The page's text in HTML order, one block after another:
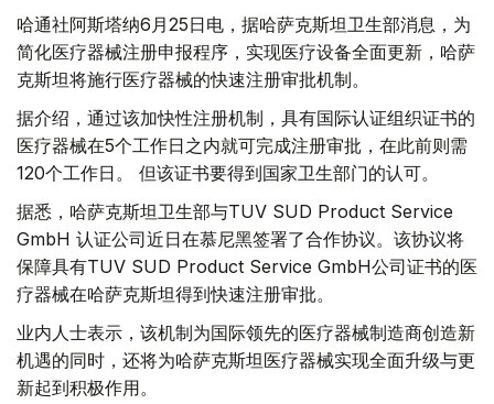
哈通社阿斯塔纳6月25日电，据哈萨克斯坦卫生部消息，为
简化医疗器械注册申报程序，实现医疗设备全面更新，哈萨
克斯坦将施行医疗器械的快速注册审批机制。
据介绍，通过该加快性注册机制，具有国际认证组织证书的
医疗器械在5个工作日之内就可完成注册审批，在此前则需
120个工作日。 但该证书要得到国家卫生部门的认可。
据悉，哈萨克斯坦卫生部与TUV SUD Product Service
GmbH 认证公司近日在慕尼黑签署了合作协议。该协议将
保障具有TUV SUD Product Service GmbH公司证书的医
疗器械在哈萨克斯坦得到快速注册审批。
业内人士表示，该机制为国际领先的医疗器械制造商创造新
机遇的同时，还将为哈萨克斯坦医疗器械实现全面升级与更
新起到积极作用。